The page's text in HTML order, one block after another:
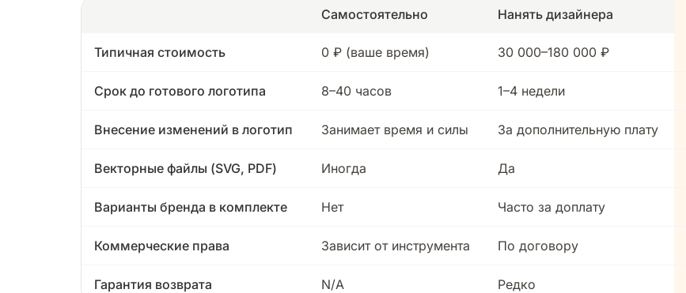
Самостоятельно Нанять дизайнера
Типичная стоимость 0 ₽ (ваше время) 30 000–180 000 ₽
Срок до готового логотипа 8–40 часов 1–4 недели
Внесение изменений в логотип Занимает время и силы За дополнительную плату
Векторные файлы (SVG, PDF) Иногда Да
Варианты бренда в комплекте Нет Часто за доплату
Коммерческие права Зависит от инструмента По договору
Гарантия возврата N/A Редко